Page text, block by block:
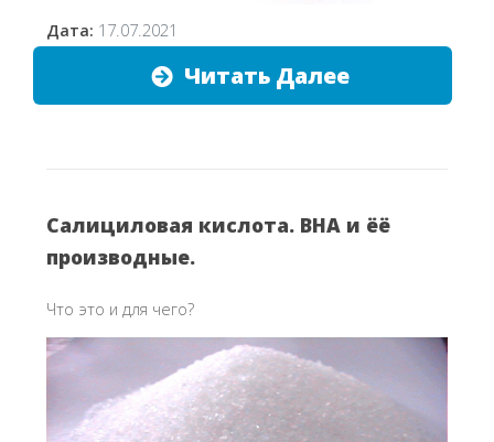
Дата: 17.07.2021
Читать Далее
Салициловая кислота. BHA и ёё
производные.
Что это и для чего?